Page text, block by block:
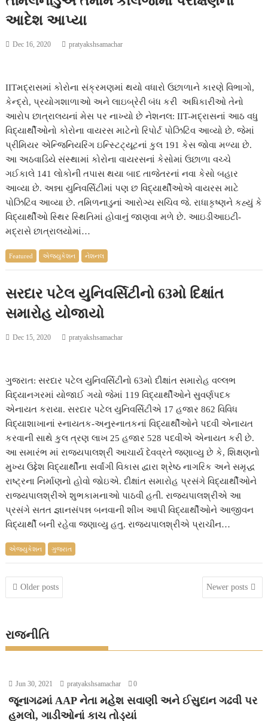
આદેશ આપ્યા
Dec 16, 2020 pratyakshsamachar
IITમદ્રાસમાં કોરોના સંક્રમણમાં થયો વધારો ઉછાળાને કારણે વિભાગો,
કેન્દ્રો, પ્રયોગશાળાઓ અને લાઇબ્રેરી બંધ કરી અધિકારીઓ તેનો
આરોપ છાત્રાલયનાં મેસ પર નાખ્યો છે નેશનલ: IIT-મદ્રાસનાં આઠ વધુ
વિદ્યાર્થીઓનો કોરોના વાયરસ માટેનો રિપોર્ટ પોઝિટિવ આવ્યો છે. જેમાં
પ્રીમિયર એન્જિનિયરિંગ ઇન્સ્ટિટ્યૂટનાં કુલ 191 કેસ જોવા મળ્યા છે.
આ અઠવાડિયે સંસ્થામાં કોરોના વાયરસનાં કેસોમાં ઉછાળા વચ્ચે
ગઈકાલે 141 લોકોની તપાસ થયા બાદ તાજેતરનાં નવા કેસો બહાર
આવ્યા છે. અન્ના યુનિવર્સિટીમાં પણ છ વિદ્યાર્થીઓએ વાયરસ માટે
પોઝિટિવ આવ્યા છે. તમિળનાડુનાં આરોગ્ય સચિવ જે. રાધાકૃષ્ણને કહ્યું કે
વિદ્યાર્થીઓ સ્થિર સ્થિતિમાં હોવાનું જાણવા મળે છે. આઇડીઆઇટી-
મદ્રાસે છાત્રાલયોમાં…
Featured એજ્યુકેશન નેશનલ
સરદાર પટેલ યુનિવર્સિટીનો 63મો દિક્ષાંત
સમારોહ યોજાયો
Dec 15, 2020 pratyakshsamachar
ગુજરાત: સરદાર પટેલ યુનિવર્સિટીનો 63મો દીક્ષાંત સમારોહ વલ્લભ
વિદ્યાનગરમાં યોજાઈ ગયો જેમાં 119 વિદ્યાર્થીઓને સુવર્ણપદક
એનાયત કરાયા. સરદાર પટેલ યુનિવર્સિટીએ 17 હજાર 862 વિવિધ
વિદ્યાશાખાનાં સ્નાયતક-અનુસ્નાતકનાં વિદ્યાર્થીઓને પદવી એનાયત
કરવાની સાથે કુલ ત્રણ લાખ 25 હજાર 528 પદવીએ એનાયત કરી છે.
આ સમારંભ માં રાજ્યપાલશ્રી આચાર્ય દેવવ્રતે જણાવ્યુ છે કે, શિક્ષણનો
મુખ્ય ઉદ્દેશ વિદ્યાર્થીના સર્વાંગી વિકાસ દ્વારા શ્રેષ્ઠ નાગરિક અને સમૃદ્ધ
રાષ્ટ્રના નિર્માણનો હોવો જોઇએ. દીક્ષાંત સમારોહ પ્રસંગે વિદ્યાર્થીઓને
રાજ્યપાલશ્રીએ શુભકામનાઓ પાઠવી હતી. રાજ્યપાલશ્રીએ આ
પ્રસંગે સતત જ્ઞાનસંપન્ન બનવાની શીખ આપી વિદ્યાર્થીઓને આજીવન
વિદ્યાર્થી બની રહેવા જણાવ્યુ હતુ. રાજ્યપાલશ્રીએ પ્રાચીન…
એજ્યુકેશન ગુજરાત
Posts
Older posts Newer posts
રાજનીતિ
Jun 30, 2021 pratyakshsamachar 0
જૂનાગઢમાં AAP નેતા મહેશ સવાણી અને ઈસુદાન ગઢવી પર
હુમલો, ગાડીઓનાં કાચ તોડ્યાં